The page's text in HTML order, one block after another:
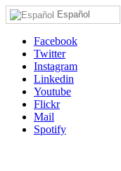
Español
Facebook
Twitter
Instagram
Linkedin
Youtube
Flickr
Mail
Spotify